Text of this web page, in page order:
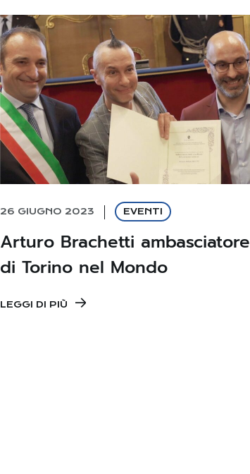
26 GIUGNO 2023 EVENTI
Arturo Brachetti ambasciatore
di Torino nel Mondo
LEGGI DI PIÙ